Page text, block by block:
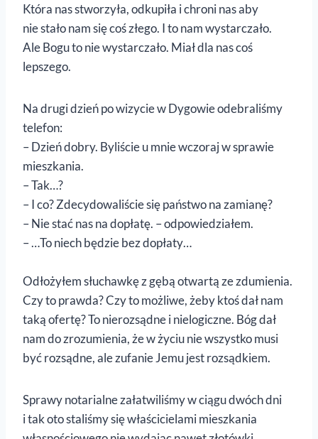
Która nas stworzyła, odkupiła i chroni nas aby
nie stało nam się coś złego. I to nam wystarczało.
Ale Bogu to nie wystarczało. Miał dla nas coś
lepszego.
Na drugi dzień po wizycie w Dygowie odebraliśmy
telefon:
– Dzień dobry. Byliście u mnie wczoraj w sprawie
mieszkania.
– Tak…?
– I co? Zdecydowaliście się państwo na zamianę?
– Nie stać nas na dopłatę. – odpowiedziałem.
– …To niech będzie bez dopłaty…
Odłożyłem słuchawkę z gębą otwartą ze zdumienia.
Czy to prawda? Czy to możliwe, żeby ktoś dał nam
taką ofertę? To nierozsądne i nielogiczne. Bóg dał
nam do zrozumienia, że w życiu nie wszystko musi
być rozsądne, ale zufanie Jemu jest rozsądkiem.
Sprawy notarialne załatwiliśmy w ciągu dwóch dni
i tak oto staliśmy się właścicielami mieszkania